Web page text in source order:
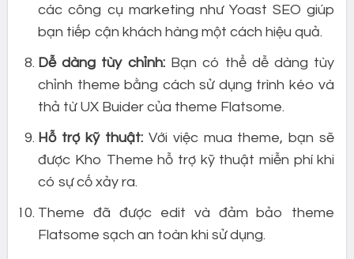
các công cụ marketing như Yoast SEO giúp
bạn tiếp cận khách hàng một cách hiệu quả.
Dễ dàng tùy chỉnh:Bạn có thể dễ dàng tùy
chỉnh theme bằng cách sử dụng trình kéo và
thả từ UX Buider của theme Flatsome.
Hỗ trợ kỹ thuật:Với việc mua theme, bạn sẽ
được Kho Theme hỗ trợ kỹ thuật miễn phí khi
có sự cố xảy ra.
Theme đã được edit và đảm bảo theme
Flatsome sạch an toàn khi sử dụng.